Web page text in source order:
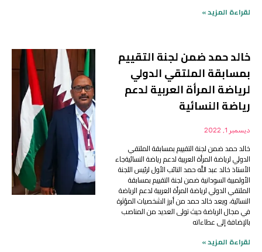
لقراءة المزيد »
خالد حمد ضمن لجنة التقييم
بمسابقة الملتقي الدولي
لرياضة المرأة العربية لدعم
رياضة النسائية
ديسمبر 1, 2022
خالد حمد ضمن لجنة التقييم بمسابقة الملتقي
الدولي لرياضة المرأة العربية لدعم رياضة النسائيةجاء
الأستاذ خالد عبد الله حمد النائب الأول لرئيس اللجنة
الأولمبية السودانية ضمن لجنة التقييم بمسابقة
الملتقي الدولي لرياضة المرأة العربية لدعم الرياضة
النسائية، ويعد خالد حمد من أبرز الشخصيات المؤثرة
في مجال الرياضة حيث تولى العديد من المناصب
بالإضافة إلى عطاءاته
لقراءة المزيد »